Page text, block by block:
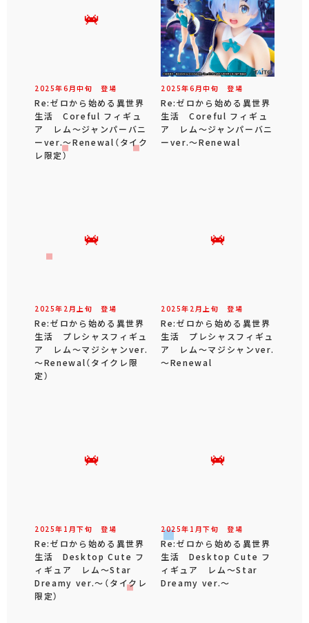
2025年6 月中旬 登場
Re:ゼロから始める異世界
生活 Coreful フィギュ
ア レム～ジャンパーバニ
ーver.～Renewal（タイク
レ限定）
2025年6 月中旬 登場
Re:ゼロから始める異世界
生活 Coreful フィギュ
ア レム～ジャンパーバニ
ーver.～Renewal
2025年 2 月 上旬 登場
Re:ゼロから始める異世界
生活 プレシャスフィギュ
ア レム～マジシャンver.
～Renewal（タイクレ限
定）
2025年 2 月 上旬 登場
Re:ゼロから始める異世界
生活 プレシャスフィギュ
ア レム～マジシャンver.
～Renewal
2025年 1 月下旬 登場
Re:ゼロから始める異世界
生活 Desktop Cute フ
ィギュア レム～Star
Dreamy ver.～（タイクレ
限定）
2025年 1 月下旬 登場
Re:ゼロから始める異世界
生活 Desktop Cute フ
ィギュア レム～Star
Dreamy ver.～